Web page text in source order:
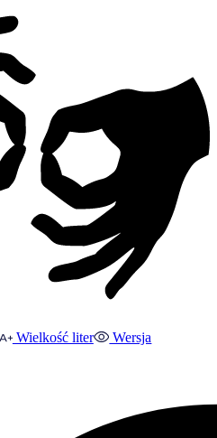
Wielkość liter
Wersja